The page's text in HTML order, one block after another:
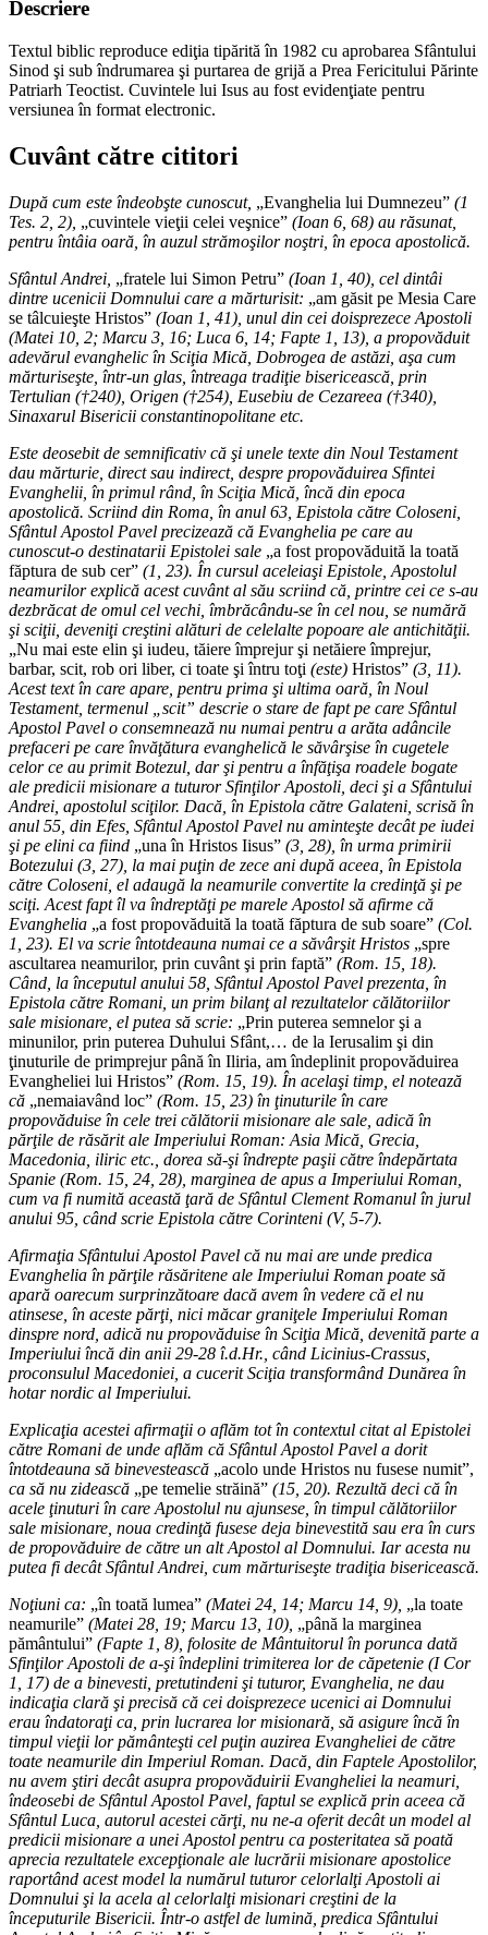
Descriere
Textul biblic reproduce ediţia tipărită în 1982 cu aprobarea Sfântului
Sinod şi sub îndrumarea şi purtarea de grijă a Prea Fericitului Părinte
Patriarh Teoctist. Cuvintele lui Isus au fost evidenţiate pentru
versiunea în format electronic.
Cuvânt către cititori
După cum este îndeobşte cunoscut, „Evanghelia lui Dumnezeu” (1
Tes. 2, 2), „cuvintele vieţii celei veşnice” (Ioan 6, 68) au răsunat,
pentru întâia oară, în auzul strămoşilor noştri, în epoca apostolică.
Sfântul Andrei, „fratele lui Simon Petru” (Ioan 1, 40), cel dintâi
dintre ucenicii Domnului care a mărturisit: „am găsit pe Mesia Care
se tâlcuieşte Hristos” (Ioan 1, 41), unul din cei doisprezece Apostoli
(Matei 10, 2; Marcu 3, 16; Luca 6, 14; Fapte 1, 13), a propovăduit
adevărul evanghelic în Sciţia Mică, Dobrogea de astăzi, aşa cum
mărturiseşte, într-un glas, întreaga tradiţie bisericească, prin
Tertulian (†240), Origen (†254), Eusebiu de Cezareea (†340),
Sinaxarul Bisericii constantinopolitane etc.
Este deosebit de semnificativ că şi unele texte din Noul Testament
dau mărturie, direct sau indirect, despre propovăduirea Sfintei
Evanghelii, în primul rând, în Sciţia Mică, încă din epoca
apostolică. Scriind din Roma, în anul 63, Epistola către Coloseni,
Sfântul Apostol Pavel precizează că Evanghelia pe care au
cunoscut-o destinatarii Epistolei sale „a fost propovăduită la toată
făptura de sub cer” (1, 23). În cursul aceleiaşi Epistole, Apostolul
neamurilor explică acest cuvânt al său scriind că, printre cei ce s-au
dezbrăcat de omul cel vechi, îmbrăcându-se în cel nou, se numără
şi sciţii, deveniţi creştini alături de celelalte popoare ale antichităţii.
„Nu mai este elin şi iudeu, tăiere împrejur şi netăiere împrejur,
barbar, scit, rob ori liber, ci toate şi întru toţi (este) Hristos” (3, 11).
Acest text în care apare, pentru prima şi ultima oară, în Noul
Testament, termenul „scit” descrie o stare de fapt pe care Sfântul
Apostol Pavel o consemnează nu numai pentru a arăta adâncile
prefaceri pe care învăţătura evanghelică le săvârşise în cugetele
celor ce au primit Botezul, dar şi pentru a înfăţişa roadele bogate
ale predicii misionare a tuturor Sfinţilor Apostoli, deci şi a Sfântului
Andrei, apostolul sciţilor. Dacă, în Epistola către Galateni, scrisă în
anul 55, din Efes, Sfântul Apostol Pavel nu aminteşte decât pe iudei
şi pe elini ca fiind „una în Hristos Iisus” (3, 28), în urma primirii
Botezului (3, 27), la mai puţin de zece ani după aceea, în Epistola
către Coloseni, el adaugă la neamurile convertite la credinţă şi pe
sciţi. Acest fapt îl va îndreptăţi pe marele Apostol să afirme că
Evanghelia „a fost propovăduită la toată făptura de sub soare” (Col.
1, 23). El va scrie întotdeauna numai ce a săvârşit Hristos „spre
ascultarea neamurilor, prin cuvânt şi prin faptă” (Rom. 15, 18).
Când, la începutul anului 58, Sfântul Apostol Pavel prezenta, în
Epistola către Romani, un prim bilanţ al rezultatelor călătoriilor
sale misionare, el putea să scrie: „Prin puterea semnelor şi a
minunilor, prin puterea Duhului Sfânt,… de la Ierusalim şi din
ţinuturile de primprejur până în Iliria, am îndeplinit propovăduirea
Evangheliei lui Hristos” (Rom. 15, 19). În acelaşi timp, el notează
că „nemaiavând loc” (Rom. 15, 23) în ţinuturile în care
propovăduise în cele trei călătorii misionare ale sale, adică în
părţile de răsărit ale Imperiului Roman: Asia Mică, Grecia,
Macedonia, iliric etc., dorea să-şi îndrepte paşii către îndepărtata
Spanie (Rom. 15, 24, 28), marginea de apus a Imperiului Roman,
cum va fi numită această ţară de Sfântul Clement Romanul în jurul
anului 95, când scrie Epistola către Corinteni (V, 5-7).
Afirmaţia Sfântului Apostol Pavel că nu mai are unde predica
Evanghelia în părţile răsăritene ale Imperiului Roman poate să
apară oarecum surprinzătoare dacă avem în vedere că el nu
atinsese, în aceste părţi, nici măcar graniţele Imperiului Roman
dinspre nord, adică nu propovăduise în Sciţia Mică, devenită parte a
Imperiului încă din anii 29-28 î.d.Hr., când Licinius-Crassus,
proconsulul Macedoniei, a cucerit Sciţia transformând Dunărea în
hotar nordic al Imperiului.
Explicaţia acestei afirmaţii o aflăm tot în contextul citat al Epistolei
către Romani de unde aflăm că Sfântul Apostol Pavel a dorit
întotdeauna să binevestească „acolo unde Hristos nu fusese numit”,
ca să nu zidească „pe temelie străină” (15, 20). Rezultă deci că în
acele ţinuturi în care Apostolul nu ajunsese, în timpul călătoriilor
sale misionare, noua credinţă fusese deja binevestită sau era în curs
de propovăduire de către un alt Apostol al Domnului. Iar acesta nu
putea fi decât Sfântul Andrei, cum mărturiseşte tradiţia bisericească.
Noţiuni ca: „în toată lumea” (Matei 24, 14; Marcu 14, 9), „la toate
neamurile” (Matei 28, 19; Marcu 13, 10), „până la marginea
pământului” (Fapte 1, 8), folosite de Mântuitorul în porunca dată
Sfinţilor Apostoli de a-şi îndeplini trimiterea lor de căpetenie (I Cor
1, 17) de a binevesti, pretutindeni şi tuturor, Evanghelia, ne dau
indicaţia clară şi precisă că cei doisprezece ucenici ai Domnului
erau îndatoraţi ca, prin lucrarea lor misionară, să asigure încă în
timpul vieţii lor pământeşti cel puţin auzirea Evangheliei de către
toate neamurile din Imperiul Roman. Dacă, din Faptele Apostolilor,
nu avem ştiri decât asupra propovăduirii Evangheliei la neamuri,
îndeosebi de Sfântul Apostol Pavel, faptul se explică prin aceea că
Sfântul Luca, autorul acestei cărţi, nu ne-a oferit decât un model al
predicii misionare a unei Apostol pentru ca posteritatea să poată
aprecia rezultatele excepţionale ale lucrării misionare apostolice
raportând acest model la numărul tuturor celorlalţi Apostoli ai
Domnului şi la acela al celorlalţi misionari creştini de la
începuturile Bisericii. Într-o astfel de lumină, predica Sfântului